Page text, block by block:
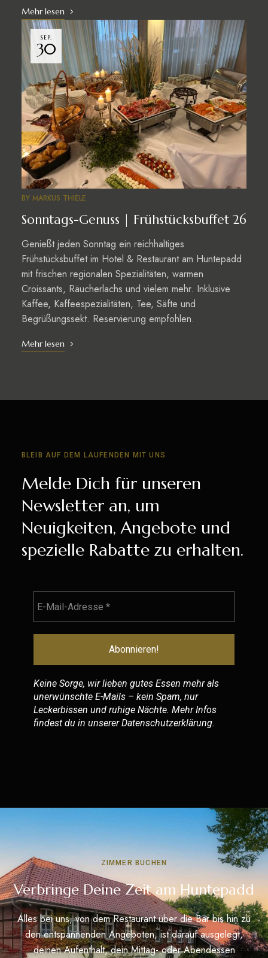
Mehr lesen
SEP.
30
BY MARKUS THIELE
Sonntags-Genuss | Frühstücksbuffet 26
Genießt jeden Sonntag ein reichhaltiges
Frühstücksbuffet im Hotel & Restaurant am Huntepadd
mit frischen regionalen Spezialitäten, warmen
Croissants, Räucherlachs und vielem mehr. Inklusive
Kaffee, Kaffeespezialitäten, Tee, Säfte und
Begrüßungssekt. Reservierung empfohlen.
Mehr lesen
BLEIB AUF DEM LAUFENDEN MIT UNS
Melde Dich für unseren
Newsletter an, um
Neuigkeiten, Angebote und
spezielle Rabatte zu erhalten.
Keine Sorge, wir lieben gutes Essen mehr als
unerwünschte E-Mails – kein Spam, nur
Leckerbissen und ruhige Nächte. Mehr Infos
findest du in unsererDatenschutzerklärung.
ZIMMER BUCHEN
Verbringe Deine Zeit am Huntepadd
Alles bei uns, von dem Restaurant über die Bar bis hin zu
den entspannenden Angeboten, ist darauf ausgelegt,
deinen Aufenthalt, dein Mittag- oder Abendessen